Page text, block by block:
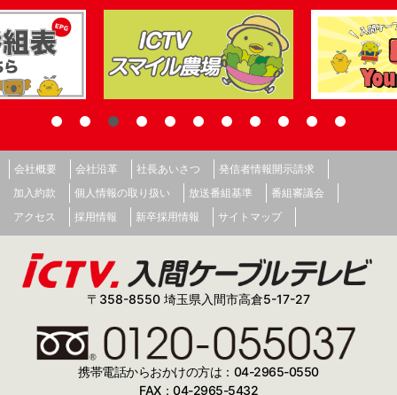
会社概要 会社沿革 社長あいさつ
発信者情報開示請求
加入約款
個人情報の取り扱い 放送番組基準
番組審議会
アクセス
採用情報 新卒採用情報 サイトマップ
〒358-8550 埼玉県入間市高倉5-17-27
携帯電話からおかけの方は：04-2965-0550
FAX：04-2965-5432